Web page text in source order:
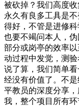
被砍掉？我们高度
永久有良多工具是
得好，不管是进修
也要不竭问本人，
部分或岗亭的效率
动过程中发觉，测
说了算，我们简单
经没有价值了。不
平教员的深度分享
我，整个项目所有